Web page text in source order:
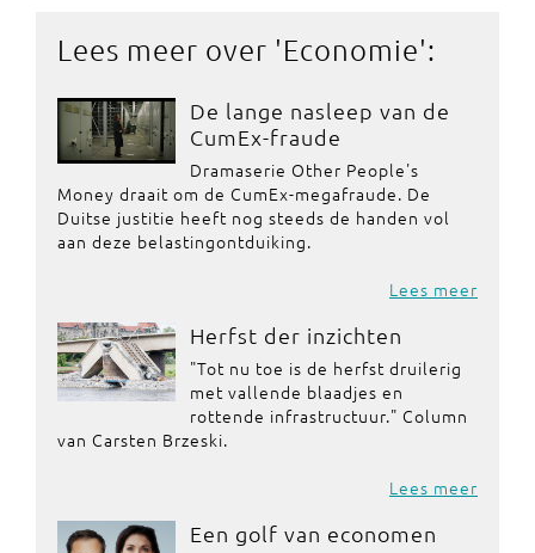
Lees meer over 'Economie':
De lange nasleep van de
CumEx-fraude
Dramaserie Other People's
Money draait om de CumEx-megafraude. De
Duitse justitie heeft nog steeds de handen vol
aan deze belastingontduiking.
Lees meer
Herfst der inzichten
"Tot nu toe is de herfst druilerig
met vallende blaadjes en
rottende infrastructuur." Column
van Carsten Brzeski.
Lees meer
Een golf van economen